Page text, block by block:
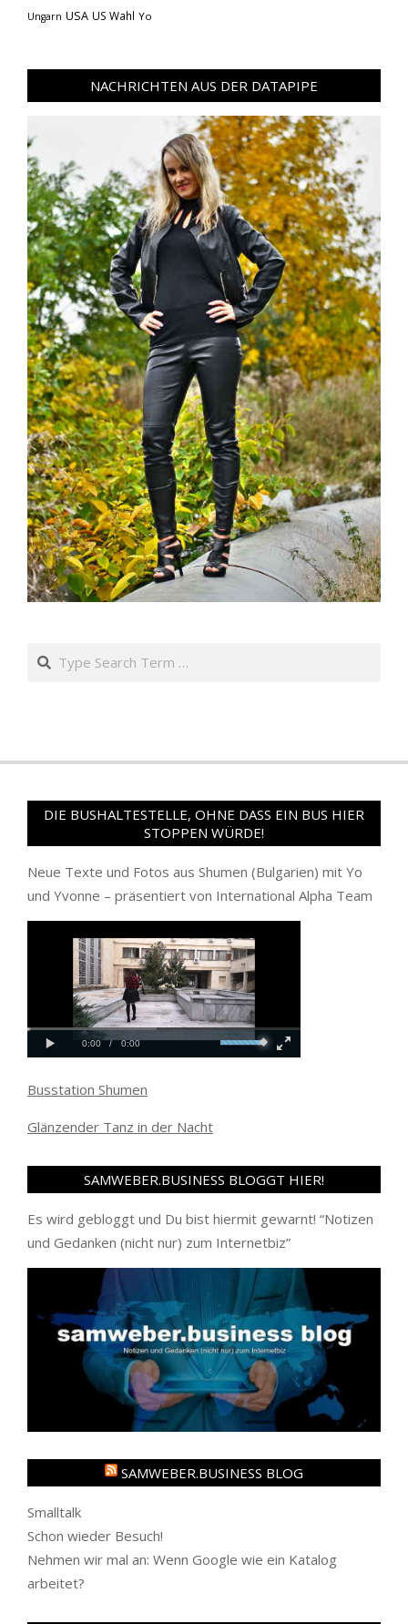
Ungarn USA US Wahl Yo
NACHRICHTEN AUS DER DATAPIPE
Search
DIE BUSHALTESTELLE, OHNE DASS EIN BUS HIER
STOPPEN WÜRDE!
Neue Texte und Fotos aus Shumen (Bulgarien) mit Yo
und Yvonne – präsentiert von International Alpha Team
Busstation Shumen
Glänzender Tanz in der Nacht
SAMWEBER.BUSINESS BLOGGT HIER!
Es wird gebloggt und Du bist hiermit gewarnt! “Notizen
und Gedanken (nicht nur) zum Internetbiz”
SAMWEBER.BUSINESS BLOG
Smalltalk
Schon wieder Besuch!
Nehmen wir mal an: Wenn Google wie ein Katalog
arbeitet?